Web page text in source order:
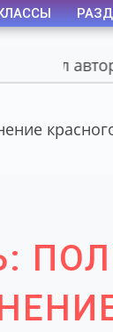
авторских